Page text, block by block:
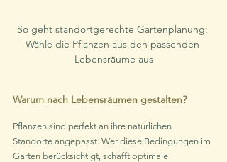
So geht standortgerechte Gartenplanung:
Wähle die Pflanzen aus den passenden
Lebensräume aus
Warum nach Lebensräumen gestalten?
Pflanzen sind perfekt an ihre natürlichen
Standorte angepasst. Wer diese Bedingungen im
Garten berücksichtigt, schafft optimale